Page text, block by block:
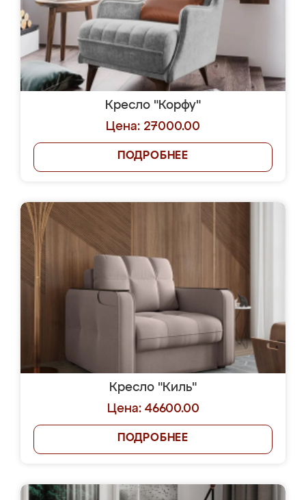
Кресло "Корфу"
Цена: 27000.00
ПОДРОБНЕЕ
Кресло "Киль"
Цена: 46600.00
ПОДРОБНЕЕ